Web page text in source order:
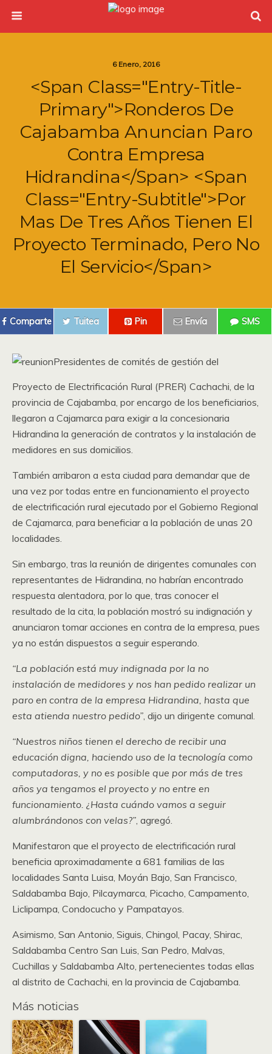
6 Enero, 2016
<span Class="entry-Title-
Primary">Ronderos De
Cajabamba Anuncian Paro
Contra Empresa
Hidrandina</span> <span
Class="entry-Subtitle">Por
Mas De Tres Años Tienen El
Proyecto Terminado, Pero No
El Servicio</span>
Comparte Tuitea Pin Envía SMS
Presidentes de comités de gestión del
Proyecto de Electrificación Rural (PRER) Cachachi, de la
provincia de Cajabamba, por encargo de los beneficiarios,
llegaron a Cajamarca para exigir a la concesionaria
Hidrandina la generación de contratos y la instalación de
medidores en sus domicilios.
También arribaron a esta ciudad para demandar que de
una vez por todas entre en funcionamiento el proyecto
de electrificación rural ejecutado por el Gobierno Regional
de Cajamarca, para beneficiar a la población de unas 20
localidades.
Sin embargo, tras la reunión de dirigentes comunales con
representantes de Hidrandina, no habrían encontrado
respuesta alentadora, por lo que, tras conocer el
resultado de la cita, la población mostró su indignación y
anunciaron tomar acciones en contra de la empresa, pues
ya no están dispuestos a seguir esperando.
“La población está muy indignada por la no
instalación de medidores y nos han pedido realizar un
paro en contra de la empresa Hidrandina, hasta que
esta atienda nuestro pedido”, dijo un dirigente comunal.
“Nuestros niños tienen el derecho de recibir una
educación digna, haciendo uso de la tecnología como
computadoras, y no es posible que por más de tres
años ya tengamos el proyecto y no entre en
funcionamiento. ¿Hasta cuándo vamos a seguir
alumbrándonos con velas?”, agregó.
Manifestaron que el proyecto de electrificación rural
beneficia aproximadamente a 681 familias de las
localidades Santa Luisa, Moyán Bajo, San Francisco,
Saldabamba Bajo, Pilcaymarca, Picacho, Campamento,
Liclipampa, Condocucho y Pampatayos.
Asimismo, San Antonio, Siguis, Chingol, Pacay, Shirac,
Saldabamba Centro San Luis, San Pedro, Malvas,
Cuchillas y Saldabamba Alto, pertenecientes todas ellas
al distrito de Cachachi, en la provincia de Cajabamba.
Más noticias